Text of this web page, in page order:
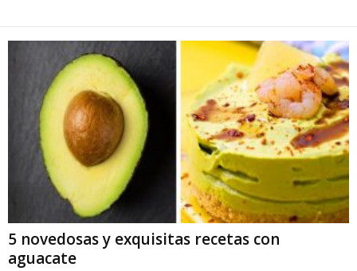
5 novedosas y exquisitas recetas con
aguacate